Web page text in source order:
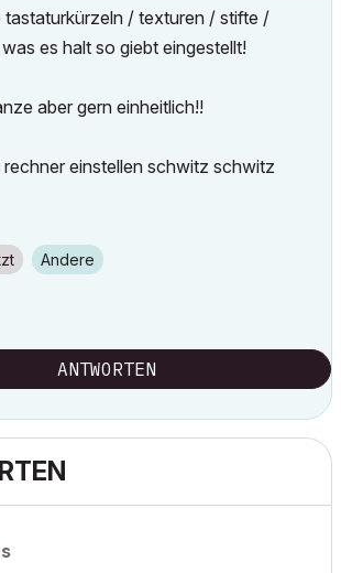
tastaturkürzeln / texturen / stifte /
es halt so giebt eingestellt!
aber gern einheitlich!!
rechner einstellen schwitz schwitz
Andere
ANTWORTEN